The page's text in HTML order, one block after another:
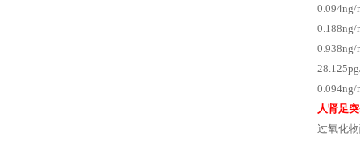
0.938ng/
人肾足
过氧化